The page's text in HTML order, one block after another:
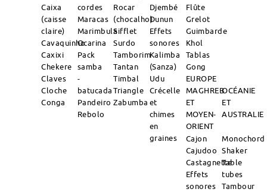
Caixa
(caisse
claire)
Cavaquinho
Caxixi
Chekere
Claves
Cloche
Conga
cordes
Maracas
Marimbula
Ocarina
Pack
samba
-
batucada
Pandeiro
Rebolo
Rocar
(chocalho)
Sifflet
Surdo
Tamborim
Tantan
Timbal
Triangle
Zabumba
Djembé
Dunun
Effets
sonores
Kalimba
(Sanza)
Udu
Crécelle
et
chimes
en
graines
Flûte
Grelot
Guimbarde
Khol
Tablas
Gong
EUROPE
MAGHREB
ET
MOYEN-
ORIENT
OCÉANIE
ET
AUSTRALIE
Cajon
Cajudoo
Castagnette
Effets
sonores
Monochord
Shaker
Table
tubes
Tambour